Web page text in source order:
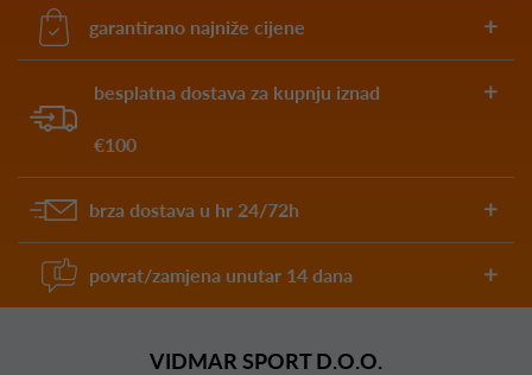
garantirano najniže cijene
besplatna dostava za kupnju iznad
€100
brza dostava u hr 24/72h
povrat/zamjena unutar 14 dana
VIDMAR SPORT D.O.O.